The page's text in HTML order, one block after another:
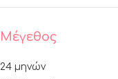
Μέγεθος
24 μηνών